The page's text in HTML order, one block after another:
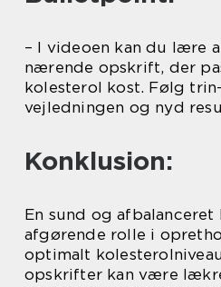
– I videoen kan du lære
nærende opskrift, der
kolesterol kost. Følg
vejledningen og nyd
Konklusion:
En sund og
afgørende rolle i
optimalt
opskrifter kan være